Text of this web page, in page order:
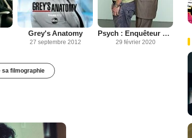
Grey's Anatomy
27 septembre 2012
Psych : Enquêteur malgré lui
29 février 2020
sa filmographie